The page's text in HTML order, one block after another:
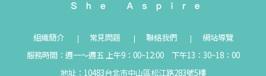
組織簡介 常見問題 聯絡我們
網站導覽
服務時間：週一～週五 上午9：00~12:00 下午13：30~18：00
地址：10483台北市中山區松江路283號5樓